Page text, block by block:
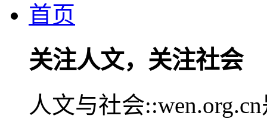
首页
关注人文，关注社会
人文与社会